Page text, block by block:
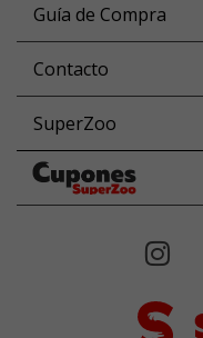
Guía de Compra
Contacto
SuperZoo